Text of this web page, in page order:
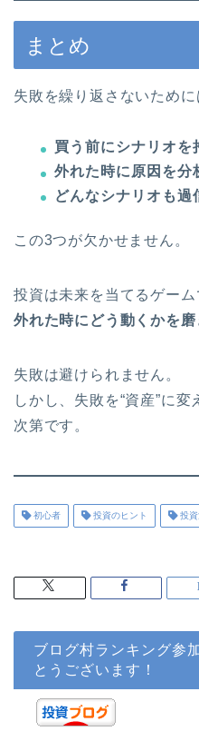
まとめ
失敗を繰り返さないために
買う前にシナリオを
外れた時に原因を分
どんなシナリオも過
この3つが欠かせません。
投資は未来を当てるゲーム
外れた時にどう動くかを
失敗は避けられません。
しかし、失敗を“資産”に
次第です。
初心者 投資のヒント 投資
ブログ村ランキング参
とうございます！